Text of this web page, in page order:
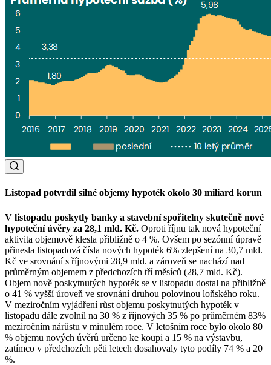
Listopad potvrdil silné objemy hypoték okolo 30 miliard korun
V listopadu poskytly banky a stavební spořitelny skutečně nové
hypoteční úvěry za 28,1 mld. Kč. Oproti říjnu tak nová hypoteční
aktivita objemově klesla přibližně o 4 %. Ovšem po sezónní úpravě
přinesla listopadová čísla nových hypoték 6% zlepšení na 30,7 mld.
Kč ve srovnání s říjnovými 28,9 mld. a zároveň se nachází nad
průměrným objemem z předchozích tří měsíců (28,7 mld. Kč).
Objem nově poskytnutých hypoték se v listopadu dostal na přibližně
o 41 % vyšší úroveň ve srovnání druhou polovinou loňského roku.
V meziročním vyjádření růst objemu poskytnutých hypoték v
listopadu dále zvolnil na 30 % z říjnových 35 % po průměrném 83%
meziročním nárůstu v minulém roce. V letošním roce bylo okolo 80
% objemu nových úvěrů určeno ke koupi a 15 % na výstavbu,
zatímco v předchozích pěti letech dosahovaly tyto podíly 74 % a 20
%.